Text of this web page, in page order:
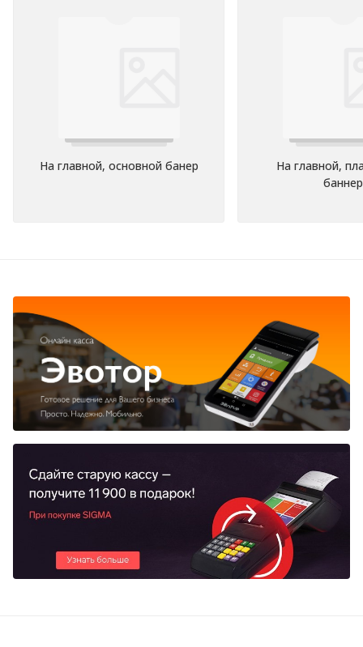
На главной, основной банер
На главной,
баннер